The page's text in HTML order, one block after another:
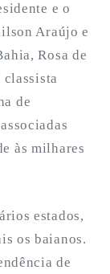
e o
Araújo e
Rosa de
classista
de
às milhares
estados,
os baianos.
de